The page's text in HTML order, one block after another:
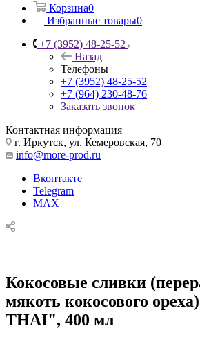
Корзина0
Избранные товары0
+7 (3952) 48-25-52
Назад
Телефоны
+7 (3952) 48-25-52
+7 (964) 230-48-76
Заказать звонок
Контактная информация
г. Иркутск, ул. Кемеровская, 70
info@more-prod.ru
Вконтакте
Telegram
MAX
Кокосовые сливки
мякоть кокосового
THAI", 400 мл